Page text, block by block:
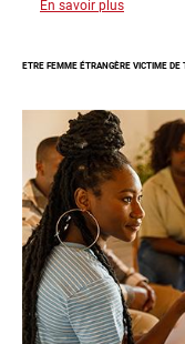
En savoir plus
publie
quatrième
rapport
sur
la
France
ETRE FEMME ÉTRANGÈRE VICTIME